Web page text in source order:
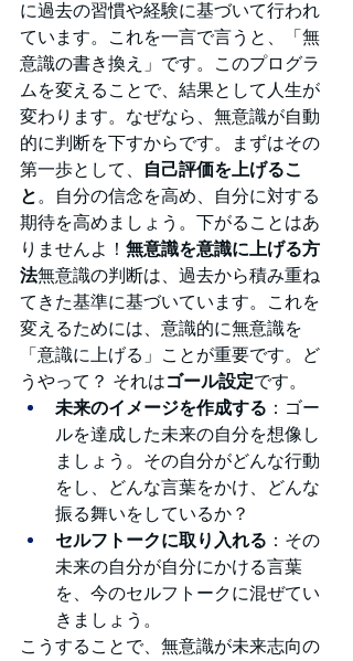
に過去の習慣や経験に基づいて行われ
ています。これを一言で言うと、「無
意識の書き換え」です。このプログラ
ムを変えることで、結果として人生が
変わります。なぜなら、無意識が自動
的に判断を下すからです。まずはその
第一歩として、
自己評価を上げるこ
と。自分の信念を高め、自分に対する
期待を高めましょう。下がることはあ
りませんよ！ 無意識を意識に上げる方
法無意識の判断は、過去から積み重ね
てきた基準に基づいています。これを
変えるためには、意識的に無意識を
「意識に上げる」ことが重要です。ど
うやって？ それはゴール設定です。
未来のイメージを作成する ：ゴー
ルを達成した未来の自分を想像し
ましょう。その自分がどんな行動
をし、どんな言葉をかけ、どんな
振る舞いをしているか？
セルフトークに取り入れる ：その
未来の自分が自分にかける言葉
を、今のセルフトークに混ぜてい
きましょう。
こうすることで、無意識が未来志向の